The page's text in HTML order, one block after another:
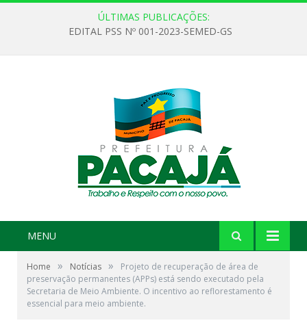
ÚLTIMAS PUBLICAÇÕES:
EDITAL PSS Nº 001-2023-SEMED-GS
MENU
Home » Notícias »
Projeto de recuperação de área de
preservação permanentes (APPs) está sendo executado pela
Secretaria de Meio Ambiente. O incentivo ao reflorestamento é
essencial para meio ambiente.